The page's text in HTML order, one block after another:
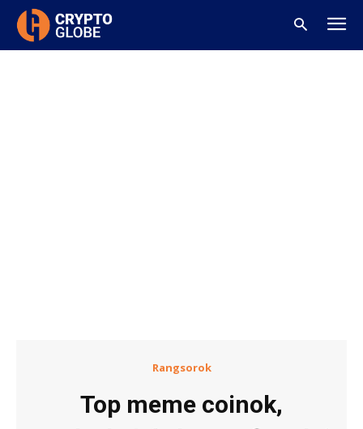
Rangsorok
Top meme coinok,